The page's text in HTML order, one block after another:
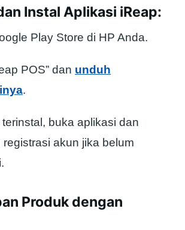
Instal Aplikasi iReap:
Play Store di HP Anda.
POS” dan unduh
.
buka aplikasi dan
registrasi akun jika belum
Produk dengan